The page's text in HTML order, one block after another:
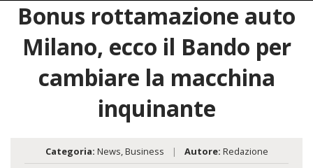
Bonus rottamazione auto
Milano, ecco il Bando per
cambiare la macchina
inquinante
Categoria: News,Business | Autore: Redazione